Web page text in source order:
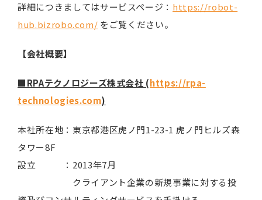
詳細につきましてはサービスページ： https://robot-
hub.bizrobo.com/ をご覧ください。
【会社概要】
■RPAテクノロジーズ株式会社 (https://rpa-
technologies.com)
本社所在地：東京都港区虎ノ門1-23-1 虎ノ門ヒルズ森
タワー8F
設立 ：2013年7月
クライアント企業の新規事業に対する投